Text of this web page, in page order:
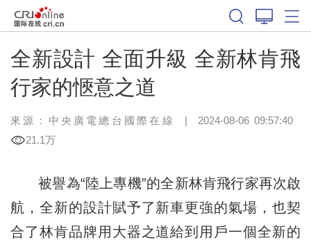
全新設計 全面升級 全新林肯飛
行家的愜意之道
來源： 中央廣電總台國際在線 | 2024-08-06 09:57:40
21.1万
被譽為“陸上專機”的全新林肯飛行家再次啟
航，全新的設計賦予了新車更強的氣場，也契
合了林肯品牌用大器之道給到用戶一個全新的